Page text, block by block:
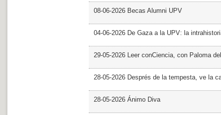
08-06-2026 Becas Alumni UPV
04-06-2026 De Gaza a la UPV: la
29-05-2026 Leer conCiencia, con Paloma
28-05-2026 Després de la tempesta, ve la
28-05-2026 Ánimo Diva